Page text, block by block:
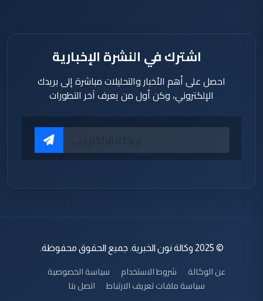
اشترك في النشرة الإخبارية
احصل على أهم الأخبار والتحليلات مباشرة إلى بريدك
الإلكتروني، وكن أول من يعرف آخر التطورات
© 2025 وكالة نون الخبرية. جميع الحقوق محفوظة.
عن الوكالة شروط الاستخدام
سياسة الخصوصية
سياسة ملفات تعريف الارتباط
اتصل بنا